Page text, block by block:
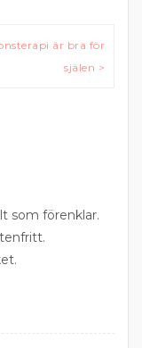
är bra för
själen >
som förenklar.